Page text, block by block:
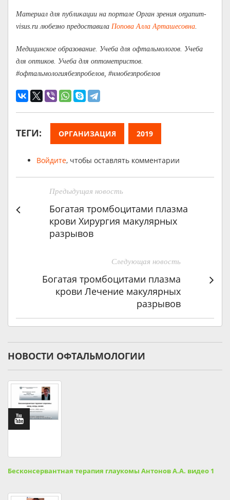
Материал для публикации на портале Орган зрения organum-
visus.ru любезно предоставила Попова Алла Арташесовна
Медицинское образование. Учеба для офтальмологов. Учеба
для оптиков. Учеба для оптометристов.
#офтальмологиябезпробелов, #нмобезпробелов
ТЕГИ: ОРГАНИЗАЦИЯ 2019
Войдите, чтобы оставлять комментарии
Предыдущая новость
Богатая тромбоцитами плазма
крови Хирургия макулярных
разрывов
Следующая новость
Богатая тромбоцитами плазма
крови Лечение макулярных
разрывов
НОВОСТИ ОФТАЛЬМОЛОГИИ
Бесконсервантная терапия глаукомы Антонов А.А. видео 1